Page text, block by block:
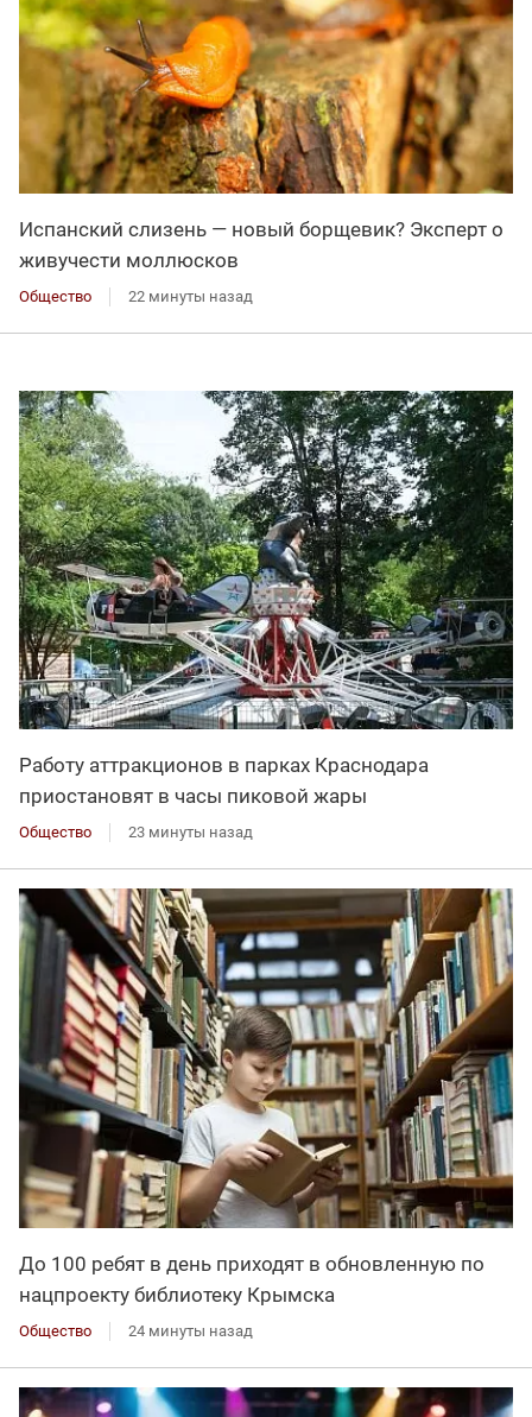
Испанский слизень — новый борщевик? Эксперт о
живучести моллюсков
Общество 22 минуты назад
Работу аттракционов в парках Краснодара
приостановят в часы пиковой жары
Общество 23 минуты назад
До 100 ребят в день приходят в обновленную по
нацпроекту библиотеку Крымска
Общество 24 минуты назад